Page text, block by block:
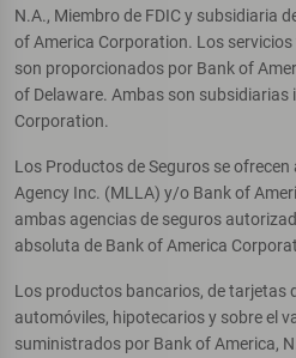
N.A., Miembro de FDIC y subsidiaria
of America Corporation. Los
son proporcionados por Bank of
of Delaware. Ambas son subsidiarias
Corporation.
Los Productos de Seguros se
Agency Inc. (MLLA) y/o Bank of
ambas agencias de seguros
absoluta de Bank of America
Los productos bancarios, de tarjetas
automóviles, hipotecarios y sobre el
suministrados por Bank of America,